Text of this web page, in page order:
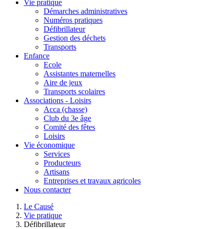
Vie pratique
Démarches administratives
Numéros pratiques
Défibrillateur
Gestion des déchets
Transports
Enfance
Ecole
Assistantes maternelles
Aire de jeux
Transports scolaires
Associations - Loisirs
Acca (chasse)
Club du 3e âge
Comité des fêtes
Loisirs
Vie économique
Services
Producteurs
Artisans
Entreprises et travaux agricoles
Nous contacter
Le Causé
Vie pratique
Défibrillateur